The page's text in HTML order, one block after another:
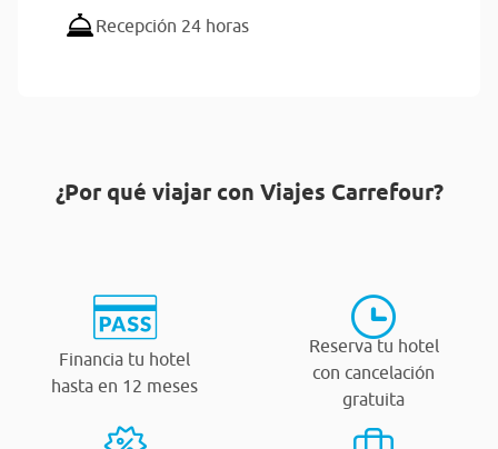
Recepción 24 horas
¿Por qué viajar con Viajes Carrefour?
Financia tu hotel
hasta en 12 meses
Reserva tu hotel
con cancelación
gratuita